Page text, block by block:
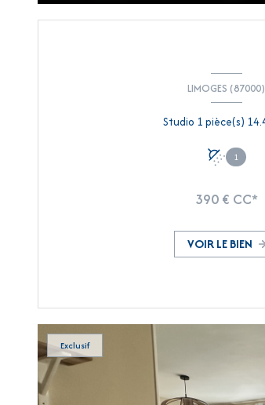
LIMOGES (87000)
1
390 € CC*
VOIR LE BIEN
Exclusif